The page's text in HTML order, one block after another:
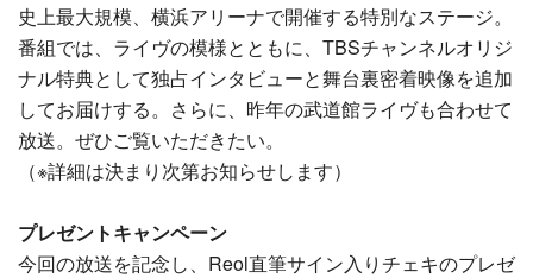
史上最大規模、横浜アリーナで開催する特別なステージ。
番組では、ライヴの模様とともに、TBSチャンネルオリジ
ナル特典として独占インタビューと舞台裏密着映像を追加
してお届けする。さらに、昨年の武道館ライヴも合わせて
放送。ぜひご覧いただきたい。
（※詳細は決まり次第お知らせします）
プレゼントキャンペーン
今回の放送を記念し、Reol直筆サイン入りチェキのプレゼ